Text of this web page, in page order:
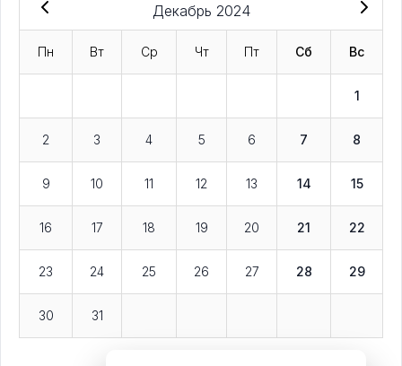
Декабрь 2024
Пн Вт Ср Чт Пт Сб Вс
1
2 3 4 5 6 7 8
9 10 11 12 13 14 15
16 17 18 19 20 21 22
23 24 25 26 27 28 29
30 31